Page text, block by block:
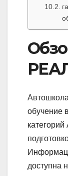
обучение
категорий
доступна